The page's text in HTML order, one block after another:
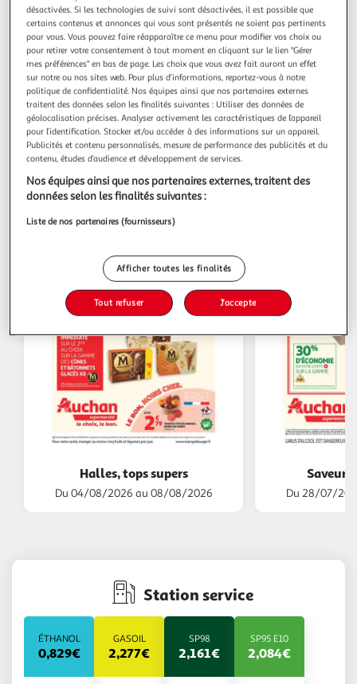
Billetterie
Tirage Photo
Les catalogues du moment
Halles, tops supers
Du 04/08/2026 au 08/08/2026
Saveurs
Du 28/07/
Station service
ÉTHANOL
0,829€
GASOIL
2,277€
SP98
2,161€
SP95 E10
2,084€
désactivées. Si les technologies de suivi sont désactivées, il est possible que
certains contenus et annonces qui vous sont présentés ne soient pas pertinents
pour vous. Vous pouvez faire réapparaître ce menu pour modifier vos choix ou
pour retirer votre consentement à tout moment en cliquant sur le lien "Gérer
mes préférences" en bas de page. Les choix que vous avez fait auront un effet
sur notre ou nos sites web. Pour plus d’informations, reportez-vous à notre
politique de confidentialité. Nos équipes ainsi que nos partenaires externes
traitent des données selon les finalités suivantes : Utiliser des données de
géolocalisation précises. Analyser activement les caractéristiques de l’appareil
pour l’identification. Stocker et/ou accéder à des informations sur un appareil.
Publicités et contenu personnalisés, mesure de performance des publicités et du
contenu, études d’audience et développement de services.
Nos équipes ainsi que nos partenaires externes, traitent des
données selon les finalités suivantes :
Liste de nos partenaires (fournisseurs)
Afficher toutes les finalités
Tout refuser J'accepte